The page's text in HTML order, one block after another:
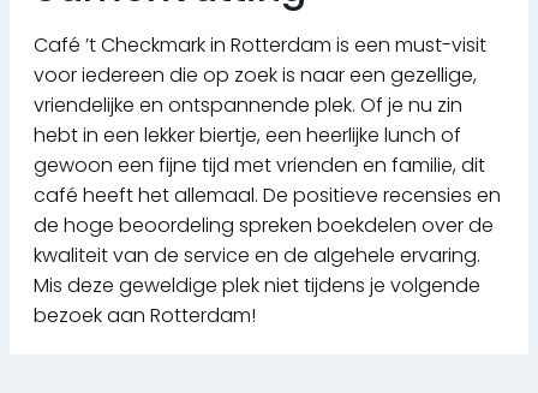
Café ’t Checkmark in Rotterdam is een must-visit
voor iedereen die op zoek is naar een gezellige,
vriendelijke en ontspannende plek. Of je nu zin
hebt in een lekker biertje, een heerlijke lunch of
gewoon een fijne tijd met vrienden en familie, dit
café heeft het allemaal. De positieve recensies en
de hoge beoordeling spreken boekdelen over de
kwaliteit van de service en de algehele ervaring.
Mis deze geweldige plek niet tijdens je volgende
bezoek aan Rotterdam!